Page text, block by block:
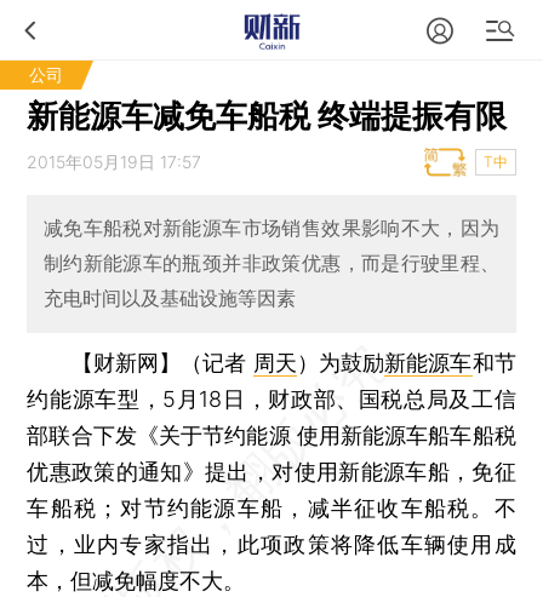
公司
新能源车减免车船税 终端提振有限
2015年05月19日 17:57 T中
减免车船税对新能源车市场销售效果影响不大，因为
制约新能源车的瓶颈并非政策优惠，而是行驶里程、
充电时间以及基础设施等因素
【财新网】（记者 周天） 为鼓励新能源车和节
约能源车型，5月18日，财政部、国税总局及工信
部联合下发《关于节约能源 使用新能源车船车船税
优惠政策的通知》提出，对使用新能源车船，免征
车船税；对节约能源车船，减半征收车船税。不
过，业内专家指出，此项政策将降低车辆使用成
本，但减免幅度不大。